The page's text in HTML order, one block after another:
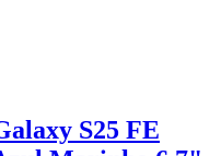
S25 FE